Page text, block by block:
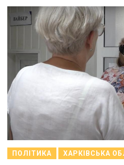
ПОЛІТИКА ХАРКІВСЬКА